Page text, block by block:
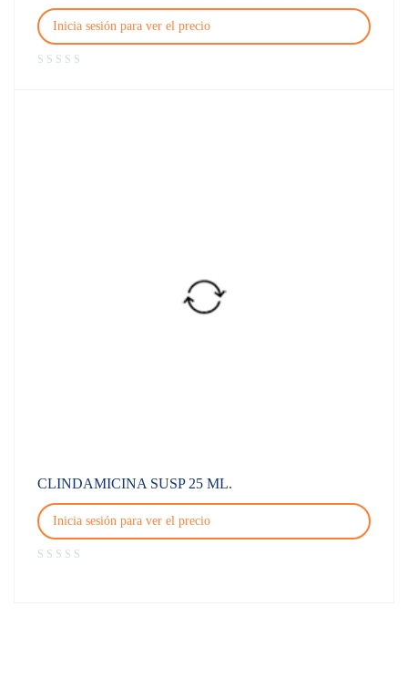
Inicia sesión para ver el precio
CLINDAMICINA SUSP 25 ML.
Inicia sesión para ver el precio